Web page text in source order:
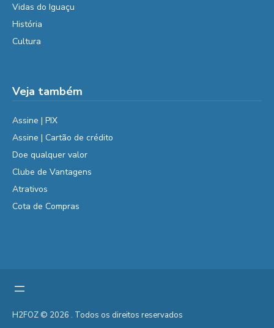
Vidas do Iguaçu
História
Cultura
Veja também
Assine | PIX
Assine | Cartão de crédito
Doe qualquer valor
Clube de Vantagens
Atrativos
Cota de Compras
H2FOZ © 2026 . Todos os direitos reservados